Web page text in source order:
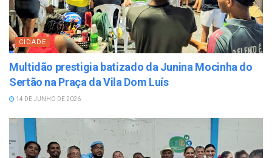
CIDADE
Multidão prestigia batizado da Junina Mocinha do
Sertão na Praça da Vila Dom Luís
14 DE JUNHO DE 2026